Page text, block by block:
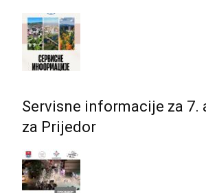
Servisne informacije za 7.
za Prijedor